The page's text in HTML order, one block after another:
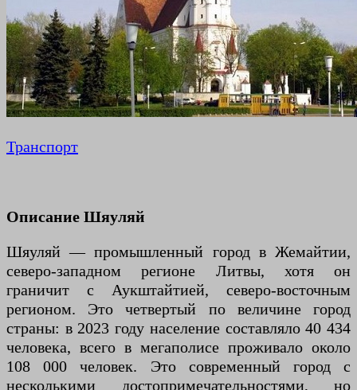
Транспорт
Описание Шяуляй
Шяуляй — промышленный город в Жемайтии,
северо-западном регионе Литвы, хотя он
граничит с Аукштайтией, северо-восточным
регионом. Это четвертый по величине город
страны: в 2023 году население составляло 40 434
человека, всего в мегаполисе проживало около
108 000 человек. Это современный город с
несколькими достопримечательностями, но